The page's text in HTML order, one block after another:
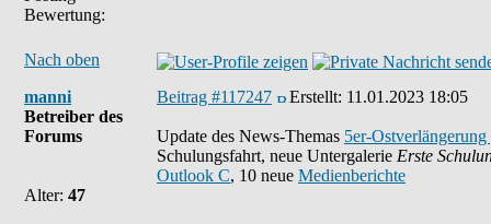
Bewertung:
Nach oben
manni
Betreiber des
Forums
Alter: 47
Beitrag #117247 Erstellt: 11.01.2023 18:05
Update des News-Themas 5er-
Schulungsfahrt, neue Untergalerie Erste
Outlook C, 10 neue Medienberichte